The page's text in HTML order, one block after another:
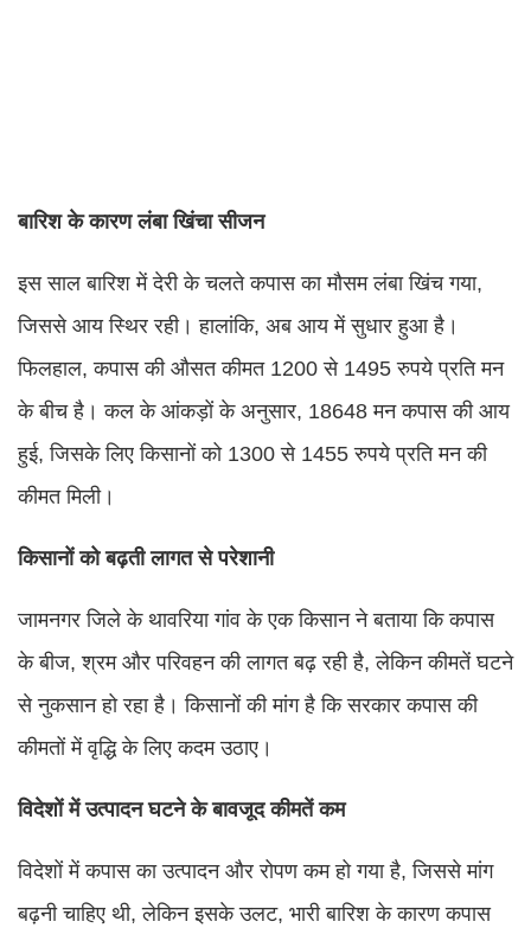
बारिश के कारण लंबा खिंचा सीजन
इस साल बारिश में देरी के चलते कपास का मौसम लंबा खिंच गया,
जिससे आय स्थिर रही। हालांकि, अब आय में सुधार हुआ है।
फिलहाल, कपास की औसत कीमत 1200 से 1495 रुपये प्रति मन
के बीच है। कल के आंकड़ों के अनुसार, 18648 मन कपास की आय
हुई, जिसके लिए किसानों को 1300 से 1455 रुपये प्रति मन की
कीमत मिली।
किसानों को बढ़ती लागत से परेशानी
जामनगर जिले के थावरिया गांव के एक किसान ने बताया कि कपास
के बीज, श्रम और परिवहन की लागत बढ़ रही है, लेकिन कीमतें घटने
से नुकसान हो रहा है। किसानों की मांग है कि सरकार कपास की
कीमतों में वृद्धि के लिए कदम उठाए।
विदेशों में उत्पादन घटने के बावजूद कीमतें कम
विदेशों में कपास का उत्पादन और रोपण कम हो गया है, जिससे मांग
बढ़नी चाहिए थी, लेकिन इसके उलट, भारी बारिश के कारण कपास